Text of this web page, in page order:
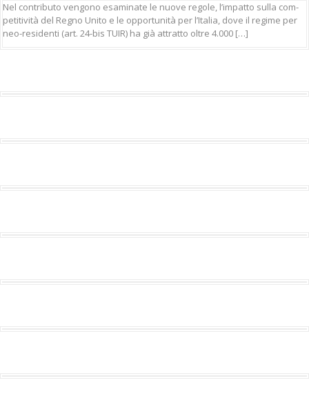
Nel con­trib­u­to ven­gono esam­i­nate le nuove regole, l’im­pat­to sul­la com­
pet­i­tiv­ità del Reg­no Uni­to e le oppor­tu­nità per l’I­talia, dove il regime per
neo-res­i­­den­ti (art. 24-bis TUIR) ha già attrat­to oltre 4.000 […]